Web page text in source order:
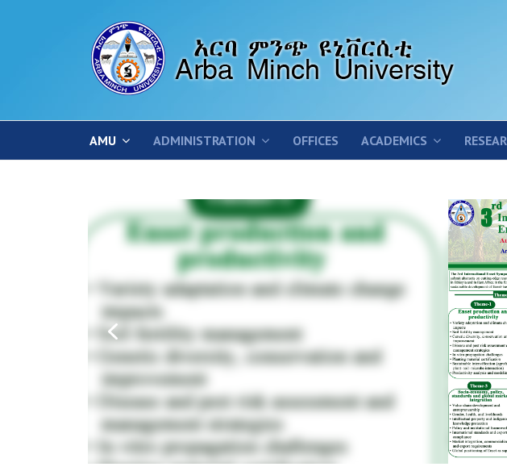
AMU ADMINISTRATION OFFICES ACADEMICS